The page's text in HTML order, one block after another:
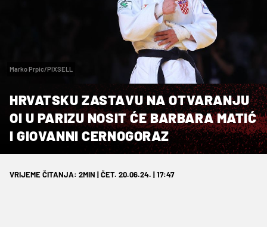
Marko Prpic/PIXSELL
HRVATSKU ZASTAVU NA OTVARANJU
OI U PARIZU NOSIT ĆE BARBARA MATIĆ
I GIOVANNI CERNOGORAZ
VRIJEME ČITANJA: 2MIN | ČET. 20.06.24. | 17:47